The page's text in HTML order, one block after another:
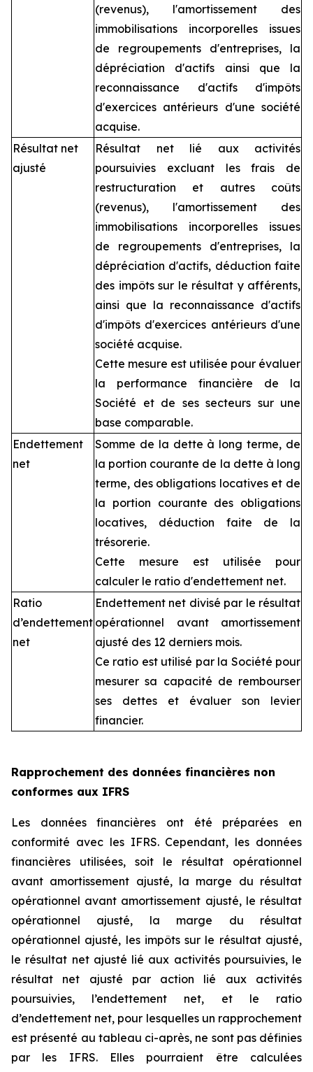
(revenus), l'amortissement des
immobilisations incorporelles issues
de regroupements d'entreprises, la
dépréciation d'actifs ainsi que la
reconnaissance d'actifs d'impôts
d'exercices antérieurs d'une société
acquise.
Résultat net
ajusté
Résultat net lié aux activités
poursuivies excluant les frais de
restructuration et autres coûts
(revenus), l'amortissement des
immobilisations incorporelles issues
de regroupements d'entreprises, la
dépréciation d'actifs, déduction faite
des impôts sur le résultat y afférents,
ainsi que la reconnaissance d'actifs
d'impôts d'exercices antérieurs d'une
société acquise.
Cette mesure est utilisée pour évaluer
la performance financière de la
Société et de ses secteurs sur une
base comparable.
Endettement
net
Somme de la dette à long terme, de
la portion courante de la dette à long
terme, des obligations locatives et de
la portion courante des obligations
locatives, déduction faite de la
trésorerie.
Cette mesure est utilisée pour
calculer le ratio d'endettement net.
Ratio
d’endettement
net
Endettement net divisé par le résultat
opérationnel avant amortissement
ajusté des 12 derniers mois.
Ce ratio est utilisé par la Société pour
mesurer sa capacité de rembourser
ses dettes et évaluer son levier
financier.
Rapprochement des données financières non
conformes aux IFRS
Les données financières ont été préparées en
conformité avec les IFRS. Cependant, les données
financières utilisées, soit le résultat opérationnel
avant amortissement ajusté, la marge du résultat
opérationnel avant amortissement ajusté, le résultat
opérationnel ajusté, la marge du résultat
opérationnel ajusté, les impôts sur le résultat ajusté,
le résultat net ajusté lié aux activités poursuivies, le
résultat net ajusté par action lié aux activités
poursuivies, l’endettement net, et le ratio
d’endettement net, pour lesquelles un rapprochement
est présenté au tableau ci-après, ne sont pas définies
par les IFRS. Elles pourraient être calculées